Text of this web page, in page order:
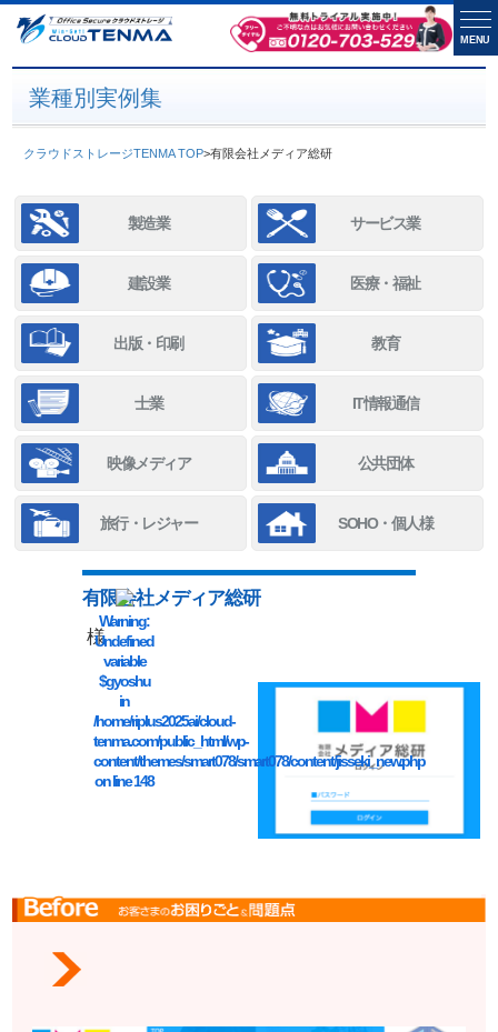
業種別実例集
クラウドストレージTENMA TOP>有限会社メディア総研
製造業 サービス業
建設業 医療・福祉
出版・印刷 教育
士業 IT情報通信
映像メディア 公共団体
旅行・レジャー SOHO・個人様
Warning:
Undefined
variable
$gyoshu
in
/home/riplus2025ai/cloud-
tenma.com/public_html/wp-
content/themes/smart078/smart078/content/jisseki_new.php
on line148
有限会社メディア総研
様
MENU